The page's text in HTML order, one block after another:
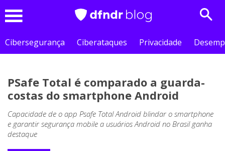
Cibersegurança
Ciberataques Privacidade
PSafe Total é comparado a guarda-
costas do smartphone Android
Capacidade de o app Psafe Total Android blindar o smartphone
e garantir segurança mobile a usuários Android no Brasil ganha
destaque